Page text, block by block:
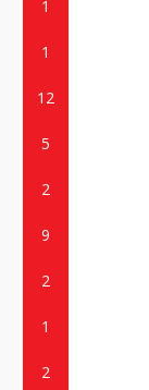
1
1
12
5
2
9
2
1
2